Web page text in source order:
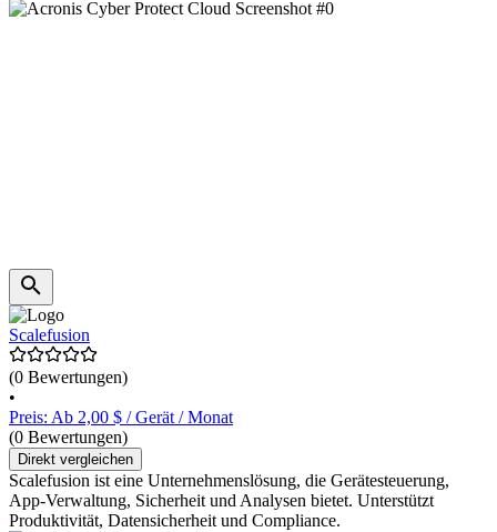
Scalefusion
(0 Bewertungen)
•
Preis: Ab 2,00 $ / Gerät / Monat
(0 Bewertungen)
Direkt vergleichen
Scalefusion ist eine Unternehmenslösung, die Gerätesteuerung,
App-Verwaltung, Sicherheit und Analysen bietet. Unterstützt
Produktivität, Datensicherheit und Compliance.